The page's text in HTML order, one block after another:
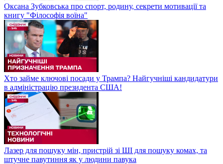
Оксана Зубковська про спорт, родину, секрети мотивації та
книгу "Філософія воїна"
Хто займе ключові посади у Трампа? Найгучніші кандидатури
в адміністрацію президента США!
Лазер для пошуку мін, пристрій зі ШІ для пошуку комах, та
штучне павутиння як у людини павука